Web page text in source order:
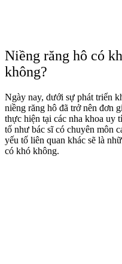
Niềng răng hô có
không?
Ngày nay, dưới sự phát triển
niềng răng hô đã trở nên đơn
thực hiện tại các nha khoa uy
tố như bác sĩ có chuyên môn
yếu tố liên quan khác sẽ là
có khó không.